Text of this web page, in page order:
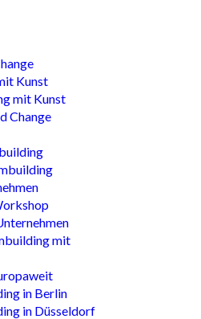
Kunst
mit Kunst
Change
mit
in Berlin
in Düsseldorf